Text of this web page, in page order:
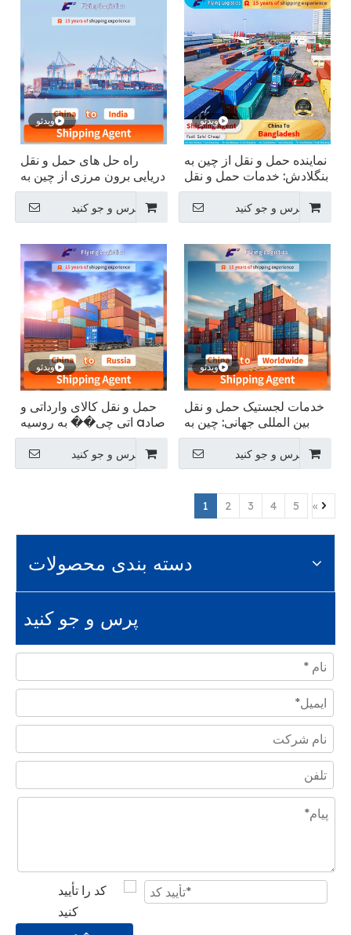
ویدئو
نماینده حمل و نقل از چین به
بنگلادش: خدمات حمل و نقل
بین المللی
پرس و جو کنید
ویدئو
راه حل های حمل و نقل
دریایی برون مرزی از چین به
هند
پرس و جو کنید
ویدئو
خدمات لجستیک حمل و نقل
بین المللی جهانی: چین به
همه جا
پرس و جو کنید
ویدئو
حمل و نقل کالای وارداتی و
صادa اتی چی�� به روسیه
پرس و جو کنید
1 2 3 4 5 »
دسته بندی محصولات
پرس و جو کنید